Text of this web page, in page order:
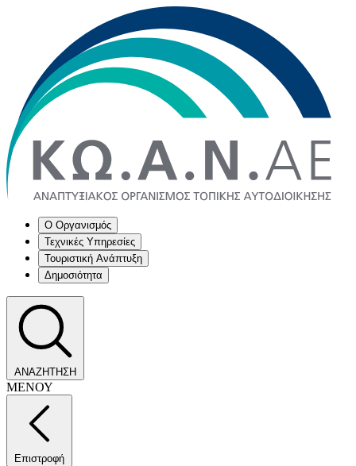
Ο Οργανισμός
Τεχνικές Υπηρεσίες
Τουριστική Ανάπτυξη
Δημοσιότητα
ΑΝΑΖΗΤΗΣΗ
ΜΕΝΟΥ
Επιστροφή